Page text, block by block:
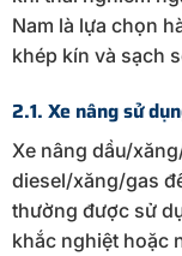
Nam là lựa chọn
khép kín và sạch
2.1. Xe nâng sử
Xe nâng dầu/
diesel/xăng/gas
thường được sử
khắc nghiệt hoặc